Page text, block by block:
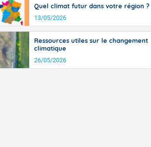
Quel climat futur dans votre région ?
13/05/2026
Ressources utiles sur le changement
climatique
26/05/2026